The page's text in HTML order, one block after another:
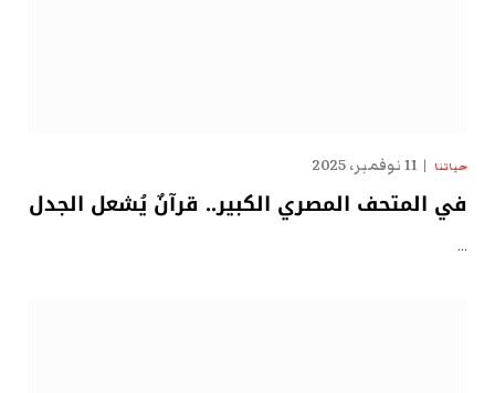
حياتنا 11 نوفمبر، 2025
في المتحف المصري الكبير.. قرآنٌ يُشعل الجدل
…